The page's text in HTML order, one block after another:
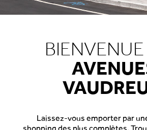
Laissez-vous emporter par